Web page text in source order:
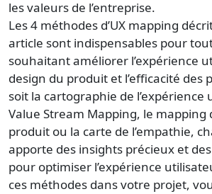
les valeurs de l’entreprise.
Les 4 méthodes d’UX mapping
article sont indispensables pour
souhaitant améliorer l’expérience
design du produit et l’efficacité des
soit la cartographie de l’expérience
Value Stream Mapping, le mapping
produit ou la carte de l’empathie,
apporte des insights précieux et
pour optimiser l’expérience
ces méthodes dans votre projet,